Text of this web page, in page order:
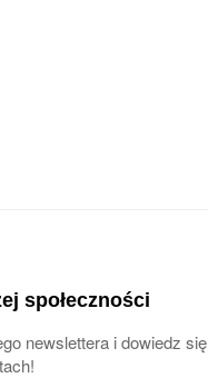
społeczności
newslettera i dowiedz